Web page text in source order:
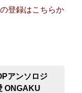
登録はこちらか
アンソロジ
ONGAKU